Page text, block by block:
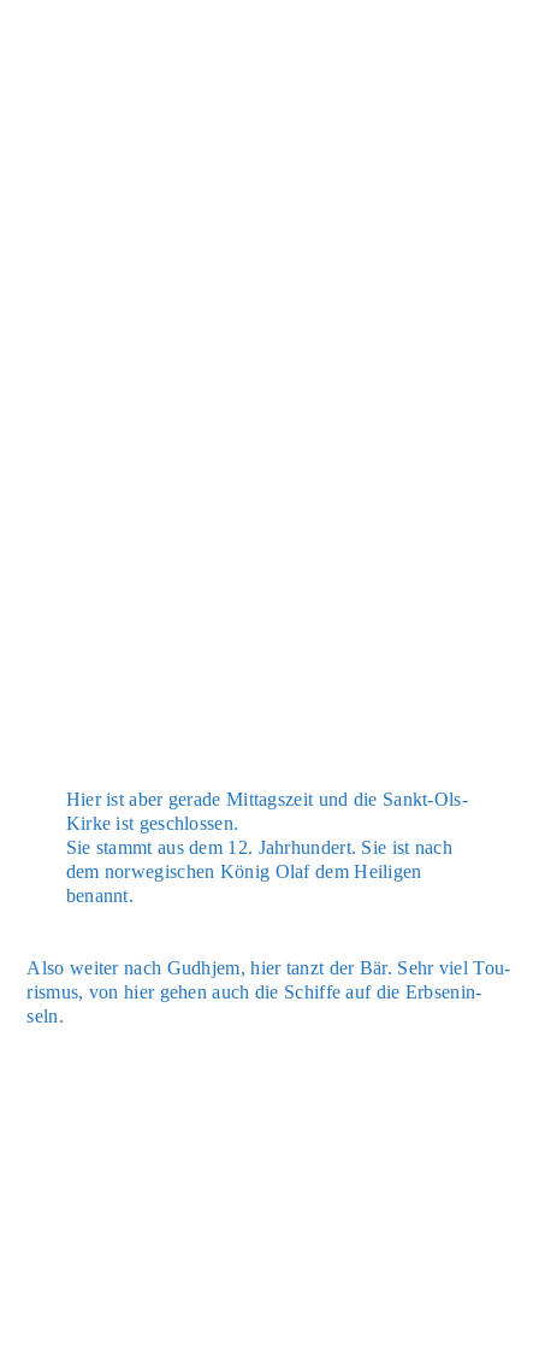
Hier ist aber gera­de Mit­tags­zeit und die Sankt-Ols-
Kir­ke ist geschlos­sen.
Sie stammt aus dem 12. Jahr­hun­dert. Sie ist nach
dem nor­we­gi­schen König Olaf dem Hei­li­gen
benannt.
Also wei­ter nach Gud­hjem, hier tanzt der Bär. Sehr viel Tou­
ris­mus, von hier gehen auch die Schif­fe auf die Erb­sen­in­
seln.